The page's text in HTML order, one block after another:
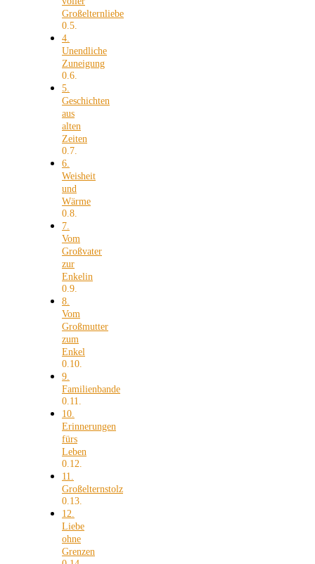
Großelternliebe
4.
Unendliche
Zuneigung
5.
Geschichten
aus
alten
Zeiten
6.
Weisheit
und
Wärme
7.
Vom
Großvater
zur
Enkelin
8.
Vom
Großmutter
zum
Enkel
9.
Familienbande
10.
Erinnerungen
fürs
Leben
11.
Großelternstolz
12.
Liebe
ohne
Grenzen